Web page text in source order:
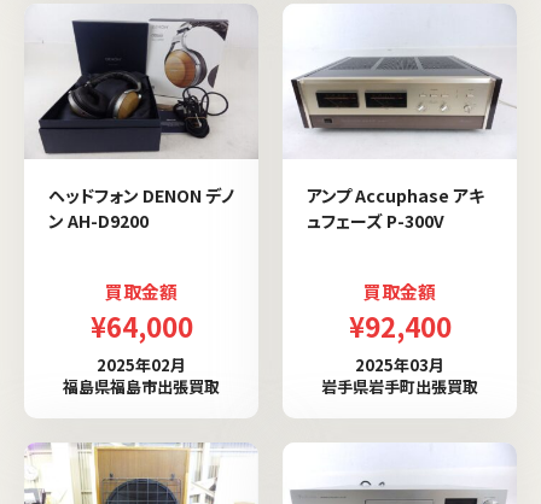
ヘッドフォン DENON デノ
ン AH-D9200
買取金額
¥64,000
2025年02月
福島県福島市出張買取
アンプ Accuphase アキ
ュフェーズ P-300V
買取金額
¥92,400
2025年03月
岩手県岩手町出張買取